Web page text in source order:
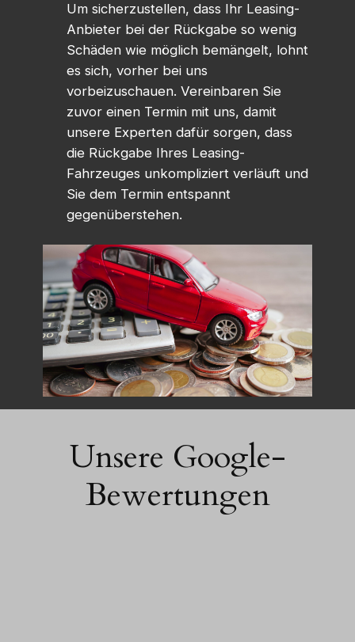
Um sicherzustellen, dass Ihr Leasing-
Anbieter bei der Rückgabe so wenig
Schäden wie möglich bemängelt, lohnt
es sich, vorher bei uns
vorbeizuschauen. Vereinbaren Sie
zuvor einen Termin mit uns, damit
unsere Experten dafür sorgen, dass
die Rückgabe Ihres Leasing-
Fahrzeuges unkompliziert verläuft und
Sie dem Termin entspannt
gegenüberstehen.
Unsere Google-
Bewertungen